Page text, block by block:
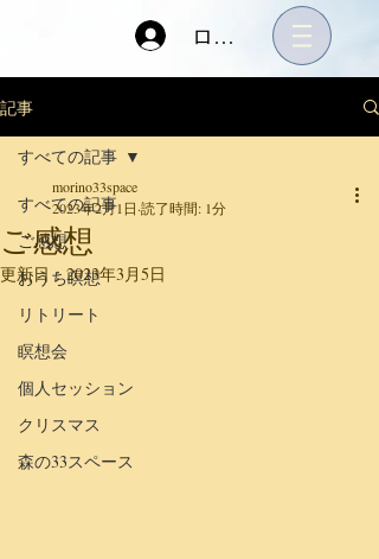
ログイン
記事
すべての記事
ご感想
おうち瞑想
リトリート
瞑想会
個人セッション
クリスマス
森の33スペース
すべての記事
ご感想
morino33space
2023年2月1日 読了時間: 1分
更新日：2023年3月5日